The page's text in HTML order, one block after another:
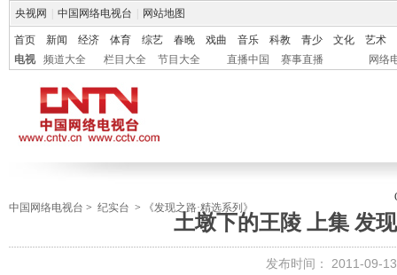
央视网 中国网络电视台 网站地图
首页 新闻 经济 体育 综艺 春晚 戏曲 音乐 科教 青少 文化
艺术
电视
频道大全 栏目大全 节目大全 直播中国 赛事直播 网络
中国网络电视台 > 纪实台 > 《发现之路·精选系列》
土墩下的王陵 上集 发
发布时间： 2011-09-